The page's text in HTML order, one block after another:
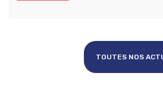
TOUTES NOS